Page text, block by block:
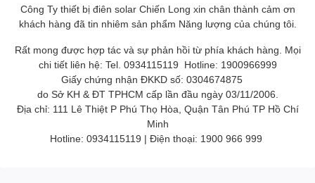
Công Ty thiết bị điên solar Chiến Long xin chân thành cảm ơn
khách hàng đã tin nhiêm sản phẩm Năng lượng của chúng tôi.
Rất mong được hợp tác và sự phản hồi từ phía khách hàng. Mọi
chi tiết liên hệ: Tel. 0934115119 Hotline: 1900966999
Giấy chứng nhận ĐKKD số: 0304674875
do Sở KH & ĐT TPHCM cấp lần đầu ngày 03/11/2006.
Địa chỉ: 111 Lê Thiệt P Phú Thọ Hòa, Quận Tân Phú TP Hồ Chí
Minh
Hotline: 0934115119 | Điện thoại: 1900 966 999